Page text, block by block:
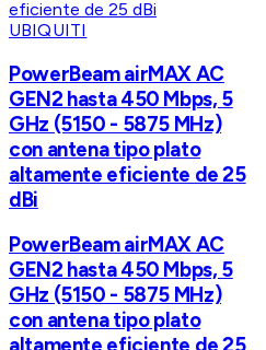
UBIQUITI
PowerBeam airMAX AC
GEN2 hasta 450 Mbps, 5
GHz (5150 - 5875 MHz)
con antena tipo plato
altamente eficiente de 25
dBi
PowerBeam airMAX AC
GEN2 hasta 450 Mbps, 5
GHz (5150 - 5875 MHz)
con antena tipo plato